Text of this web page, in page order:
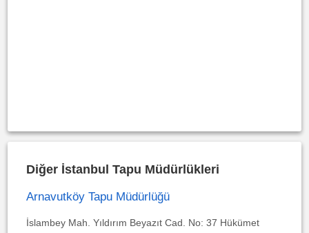
Diğer İstanbul Tapu Müdürlükleri
Arnavutköy Tapu Müdürlüğü
İslambey Mah. Yıldırım Beyazıt Cad. No: 37 Hükümet